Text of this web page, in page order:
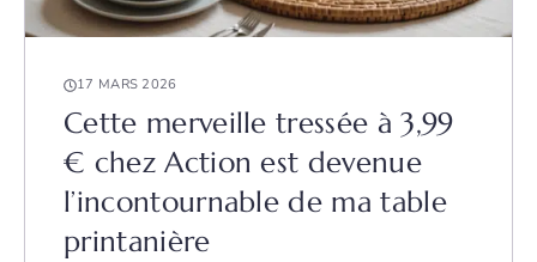
17 MARS 2026
Cette merveille tressée à 3,99
€ chez Action est devenue
l’incontournable de ma table
printanière